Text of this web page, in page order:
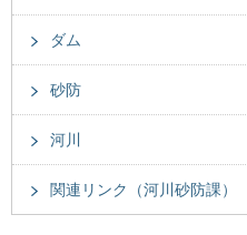
ダム
砂防
河川
関連リンク（河川砂防課）